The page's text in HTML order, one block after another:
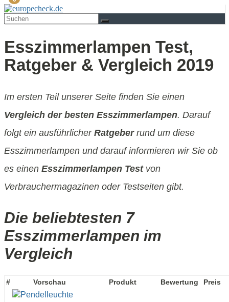
Esszimmerlampen Test,
Ratgeber & Vergleich 2019
Im ersten Teil unserer Seite finden Sie einen
Vergleich der besten Esszimmerlampen. Darauf
folgt ein ausführlicher Ratgeberrund um diese
Esszimmerlampen und darauf informieren wir Sie ob
es einen Esszimmerlampen Testvon
Verbrauchermagazinen oder Testseiten gibt.
Die beliebtesten 7
Esszimmerlampen im
Vergleich
# Vorschau Produkt Bewertung Preis